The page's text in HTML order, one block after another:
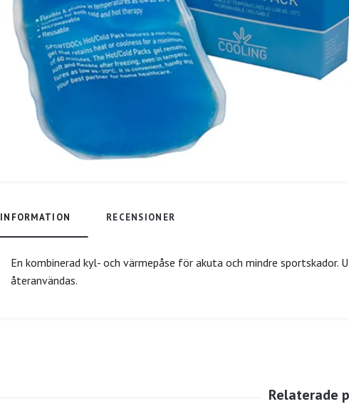
INFORMATION RECENSIONER
En kombinerad kyl- och värmepåse för akuta och mindre
återanvändas.